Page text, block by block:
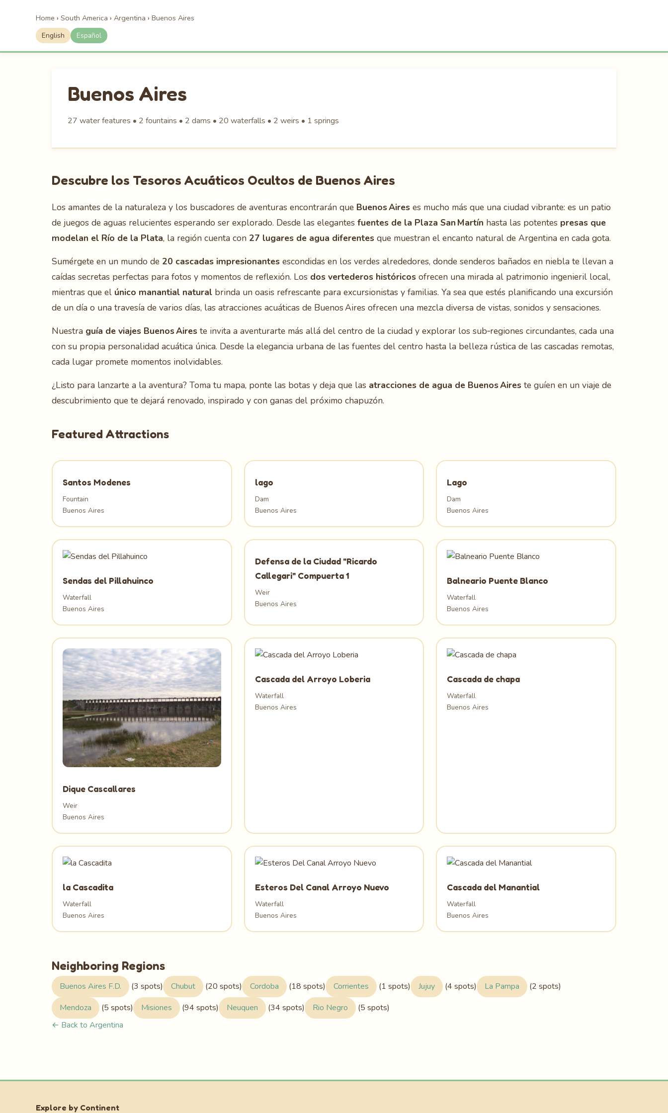
Home › South America › Argentina › Buenos Aires
English Español
Buenos Aires
27 water features • 2 fountains • 2 dams • 20 waterfalls • 2 weirs • 1 springs
Descubre los Tesoros Acuáticos Ocultos de Buenos Aires
Los amantes de la naturaleza y los buscadores de aventuras encontrarán que Buenos Aires es mucho más que una ciudad vibrante: es un patio
de juegos de aguas relucientes esperando ser explorado. Desde las elegantes fuentes de la Plaza San Martín hasta las potentes presas que
modelan el Río de la Plata, la región cuenta con 27 lugares de agua diferentes que muestran el encanto natural de Argentina en cada gota.
Sumérgete en un mundo de 20 cascadas impresionantes escondidas en los verdes alrededores, donde senderos bañados en niebla te llevan a
caídas secretas perfectas para fotos y momentos de reflexión. Los dos vertederos históricos ofrecen una mirada al patrimonio ingenieril local,
mientras que el único manantial natural brinda un oasis refrescante para excursionistas y familias. Ya sea que estés planificando una excursión
de un día o una travesía de varios días, las atracciones acuáticas de Buenos Aires ofrecen una mezcla diversa de vistas, sonidos y sensaciones.
Nuestra guía de viajes Buenos Aires te invita a aventurarte más allá del centro de la ciudad y explorar los sub‑regiones circundantes, cada una
con su propia personalidad acuática única. Desde la elegancia urbana de las fuentes del centro hasta la belleza rústica de las cascadas remotas,
cada lugar promete momentos inolvidables.
¿Listo para lanzarte a la aventura? Toma tu mapa, ponte las botas y deja que las atracciones de agua de Buenos Aires te guíen en un viaje de
descubrimiento que te dejará renovado, inspirado y con ganas del próximo chapuzón.
Featured Attractions
Santos Modenes
Fountain
Buenos Aires
lago
Dam
Buenos Aires
Lago
Dam
Buenos Aires
Sendas del Pillahuinco
Waterfall
Buenos Aires
Defensa de la Ciudad "Ricardo
Callegari" Compuerta 1
Weir
Buenos Aires
Balneario Puente Blanco
Waterfall
Buenos Aires
Dique Cascallares
Weir
Buenos Aires
Cascada del Arroyo Loberia
Waterfall
Buenos Aires
Cascada de chapa
Waterfall
Buenos Aires
la Cascadita
Waterfall
Buenos Aires
Esteros Del Canal Arroyo Nuevo
Waterfall
Buenos Aires
Cascada del Manantial
Waterfall
Buenos Aires
Neighboring Regions
Buenos Aires F.D. (3 spots) Chubut (20 spots) Cordoba (18 spots) Corrientes (1 spots) Jujuy (4 spots) La Pampa
(2 spots)
Mendoza
(5 spots) Misiones (94 spots) Neuquen (34 spots) Rio Negro
(5 spots)
← Back to Argentina
Explore by Continent